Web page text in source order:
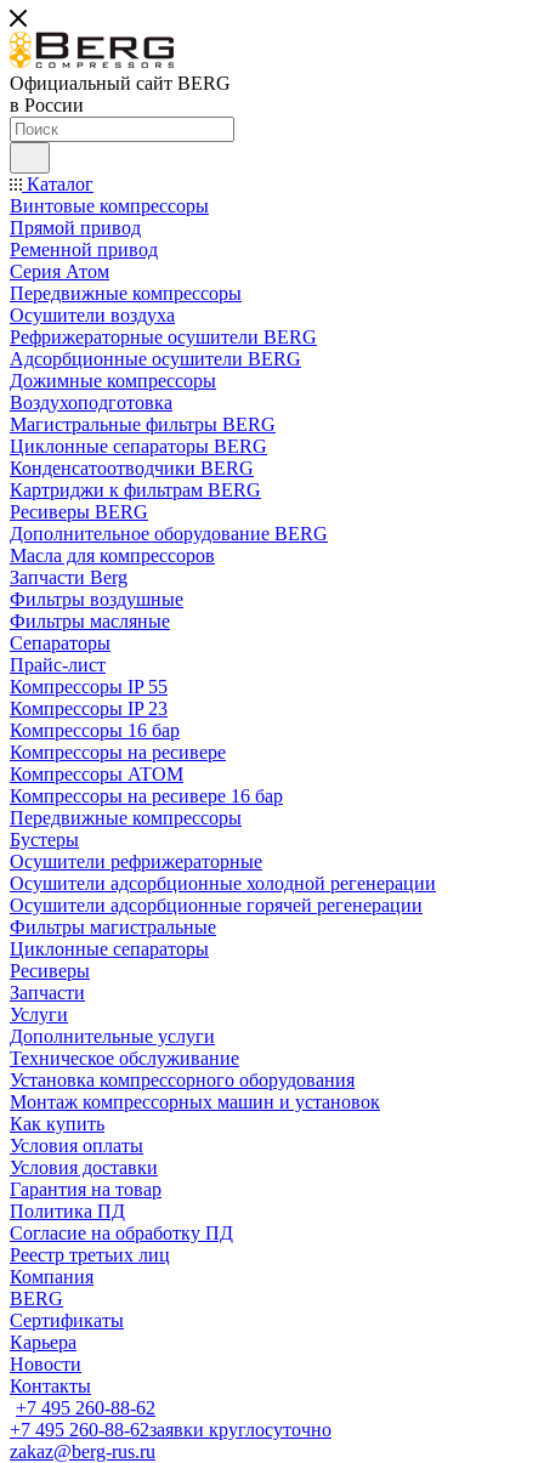
Официальный сайт BERG
в России
Каталог
Винтовые компрессоры
Прямой привод
Ременной привод
Серия Атом
Передвижные компрессоры
Осушители воздуха
Рефрижераторные осушители BERG
Адсорбционные осушители BERG
Дожимные компрессоры
Воздухоподготовка
Магистральные фильтры BERG
Циклонные сепараторы BERG
Конденсатоотводчики BERG
Картриджи к фильтрам BERG
Ресиверы BERG
Дополнительное оборудование BERG
Масла для компрессоров
Запчасти Berg
Фильтры воздушные
Фильтры масляные
Сепараторы
Прайс-лист
Компрессоры IP 55
Компрессоры IP 23
Компрессоры 16 бар
Компрессоры на ресивере
Компрессоры ATOM
Компрессоры на ресивере 16 бар
Передвижные компрессоры
Бустеры
Осушители рефрижераторные
Осушители адсорбционные холодной регенерации
Осушители адсорбционные горячей регенерации
Фильтры магистральные
Циклонные сепараторы
Ресиверы
Запчасти
Услуги
Дополнительные услуги
Техническое обслуживание
Установка компрессорного оборудования
Монтаж компрессорных машин и установок
Как купить
Условия оплаты
Условия доставки
Гарантия на товар
Политика ПД
Согласие на обработку ПД
Реестр третьих лиц
Компания
BERG
Сертификаты
Карьера
Новости
Контакты
+7 495 260-88-62
+7 495 260-88-62заявки круглосуточно
zakaz@berg-rus.ru